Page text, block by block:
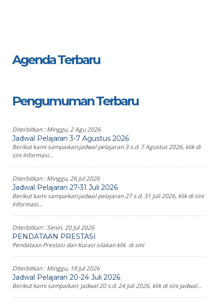
Agenda Terbaru
Pengumuman Terbaru
Diterbitkan :Minggu, 2 Agu 2026
Jadwal Pelajaran 3-7 Agustus 2026
Berikut kami sampaikan:jadwal pelajaran 3 s.d. 7 Agustus 2026, klik di
sini Informasi...
Diterbitkan :Minggu, 26 Jul 2026
Jadwal Pelajaran 27-31 Juli 2026
Berikut kami sampaikan:jadwal pelajaran 27 s.d. 31 Juli 2026, klik di sini
Informasi...
Diterbitkan :Senin, 20 Jul 2026
PENDATAAN PRESTASI
Pendataan Prestasi dan Kurasi silakan klik di sini
Diterbitkan :Minggu, 19 Jul 2026
Jadwal Pelajaran 20-24 Juli 2026
Berikut kami sampaikan: Jadwal 20 s.d. 24 Juli 2026, klik di sini Jadwal...